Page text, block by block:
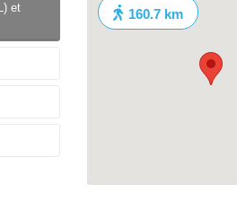
et
160.7 km